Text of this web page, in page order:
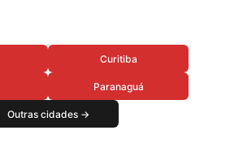
Curitiba
Paranaguá
Outras cidades →